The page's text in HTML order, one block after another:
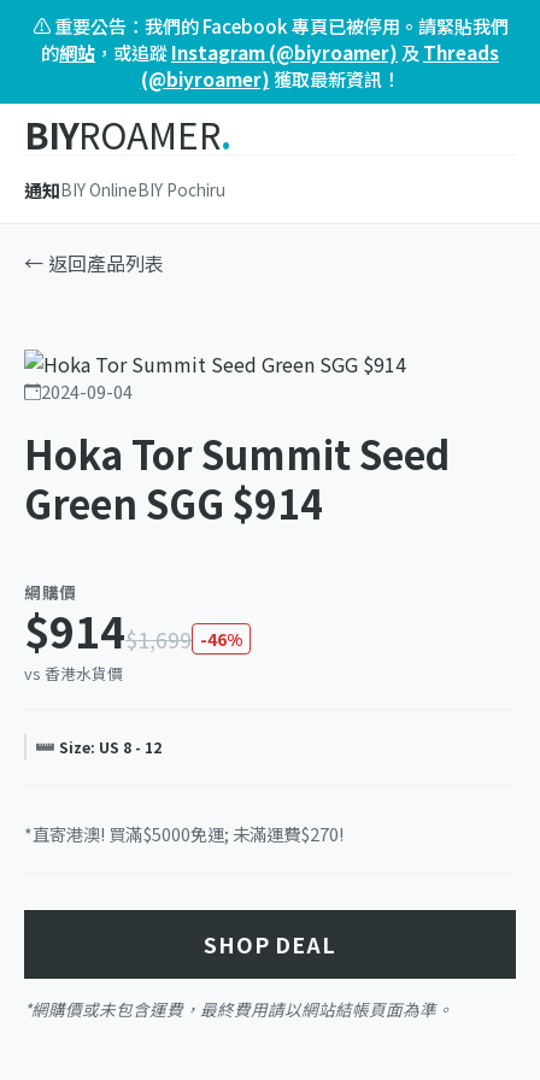
⚠️ 重要公告：我們的 Facebook 專頁已被停用。請緊貼我們
的網站 ，或追蹤Instagram (@biyroamer) 及 Threads
(@biyroamer)獲取最新資訊！
BIYROAMER.
通知BIY OnlineBIY Pochiru
← 返回產品列表
2024-09-04
Hoka Tor Summit Seed
Green SGG $914
網購價
$914$1,699 -46%
vs 香港水貨價
Size: US 8 - 12
*直寄港澳! 買滿$5000免運; 未滿運費$270!
SHOP DEAL
*網購價或未包含運費，最終費用請以網站結帳頁面為準。